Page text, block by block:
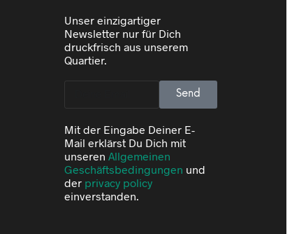
Unser einzigartiger
Newsletter nur für Dich
druckfrisch aus unserem
Quartier.
Send
Mit der Eingabe Deiner E-
Mail erklärst Du Dich mit
unseren Allgemeinen
Geschäftsbedingungen und
der privacy policy
einverstanden.